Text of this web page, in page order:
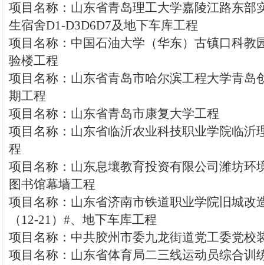
项目名称：山东省青岛理工大学嘉陵江路东部
生宿舍D1-D3D6D7及地下车库工程
项目名称：中国石油大学（华东）古镇口科教
验楼工程
项目名称：山东省青岛市哈尔滨工程大学青岛
期工程
项目名称：山东省青岛市康复大学工程
项目名称：山东省临沂农业科技职业学院临沂
程
项目名称：山东息壤教育投资有限公司潍坊环
图书馆幕墙工程
项目名称：山东省济南市铁道职业学院旧城改
（12-21）#、地下车库工程
项目名称：中共胶州市委九龙街道党工委党校
项目名称：山东省体育局二三线运动员综合训